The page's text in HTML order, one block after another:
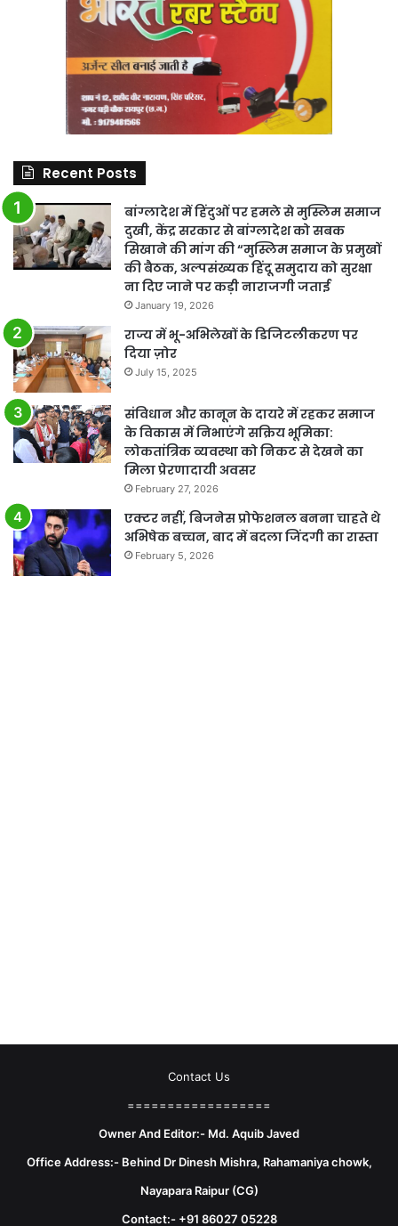
Recent Posts
बांग्लादेश में हिंदुओं पर हमले से मुस्लिम समाज
दुखी, केंद्र सरकार से बांग्लादेश को सबक
सिखाने की मांग की “मुस्लिम समाज के प्रमुखों
की बैठक, अल्पसंख्यक हिंदू समुदाय को सुरक्षा
ना दिए जाने पर कड़ी नाराजगी जताई
January 19, 2026
राज्य में भू-अभिलेखों के डिजिटलीकरण पर
दिया ज़ोर
July 15, 2025
संविधान और कानून के दायरे में रहकर समाज
के विकास में निभाएंगे सक्रिय भूमिका:
लोकतांत्रिक व्यवस्था को निकट से देखने का
मिला प्रेरणादायी अवसर
February 27, 2026
एक्टर नहीं, बिजनेस प्रोफेशनल बनना चाहते थे
अभिषेक बच्चन, बाद में बदला जिंदगी का रास्ता
February 5, 2026
Contact Us
==================
Owner And Editor:- Md. Aquib Javed
Office Address:- Behind Dr Dinesh Mishra, Rahamaniya chowk,
Nayapara Raipur (CG)
Contact:- +91 86027 05228